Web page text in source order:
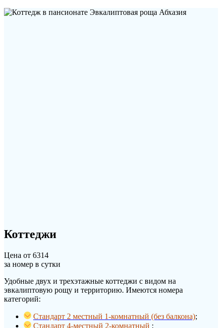
Коттеджи
Цена от 6314
за номер в сутки
Удобные двух и трехэтажные коттеджи с видом на
эвкалиптовую рощу и территорию. Имеются номера
категорий:
Стандарт 2 местный 1-комнатный (без балкона);
Стандарт 4-местный 2-комнатный ;